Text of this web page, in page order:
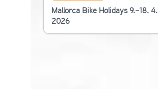
Mallorca Bike Holidays 9.–18. 4.
2026